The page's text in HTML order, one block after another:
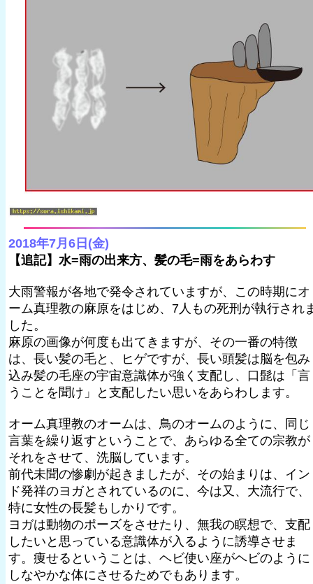
2018年7月6日(金)
【追記】水=雨の出来方、髪の毛=雨をあらわす
大雨警報が各地で発令されていますが、この時期にオ
ーム真理教の麻原をはじめ、7人もの死刑が執行され
した。
麻原の画像が何度も出てきますが、その一番の特徴
は、長い髪の毛と、ヒゲですが、長い頭髪は脳を包み
込み髪の毛座の宇宙意識体が強く支配し、口髭は「言
うことを聞け」と支配したい思いをあらわします。
オーム真理教のオームは、鳥のオームのように、同じ
言葉を繰り返すということで、あらゆる全ての宗教が
それをさせて、洗脳しています。
前代未聞の惨劇が起きましたが、その始まりは、イン
ド発祥のヨガとされているのに、今は又、大流行で、
特に女性の長髪もしかりです。
ヨガは動物のポーズをさせたり、無我の瞑想で、支配
したいと思っている意識体が入るように誘導させま
す。痩せるということは、ヘビ使い座がヘビのように
しなやかな体にさせるためでもあります。